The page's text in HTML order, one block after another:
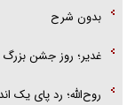
بدون شرح
غدیر؛ روز جشن
روح‌الله؛ رد پای یک